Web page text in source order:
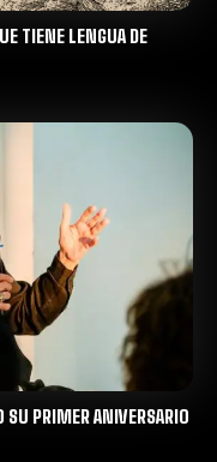
TIENE LENGUA DE
SU PRIMER ANIVERSARIO